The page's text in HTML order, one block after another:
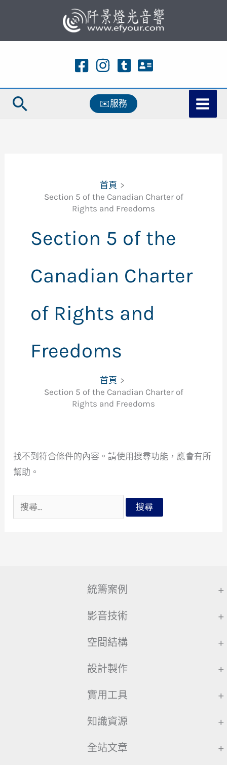
主
容
搜
✉️服務
首頁
Section 5 of the Canadian Charter of
Rights and Freedoms
Section 5 of the
Canadian Charter
of Rights and
Freedoms
首頁
Section 5 of the Canadian Charter of
Rights and Freedoms
找不到符合條件的內容。請使用搜尋功能，應會有所
幫助。
搜
尋
統籌案例 +
影音技術 +
空間結構 +
設計製作 +
實用工具 +
知識資源 +
全站文章 +